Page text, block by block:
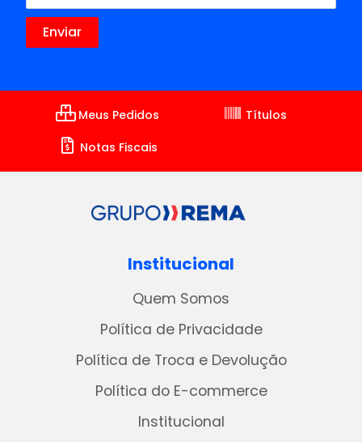
Meus Pedidos
Títulos
Notas Fiscais
Institucional
Quem Somos
Política de Privacidade
Política de Troca e Devolução
Política do E-commerce
Institucional